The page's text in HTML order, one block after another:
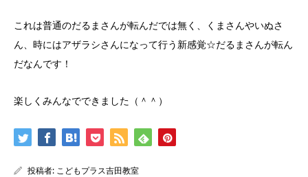
これは普通のだるまさんが転んだでは無く、くまさんやいぬさ
ん、時にはアザラシさんになって行う新感覚☆だるまさんが転ん
だなんです！
楽しくみんなでできました（＾＾）
投稿者: こどもプラス吉田教室